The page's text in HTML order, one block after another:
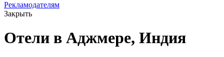
Рекламодателям
Закрыть
Отели в Аджмере, Индия